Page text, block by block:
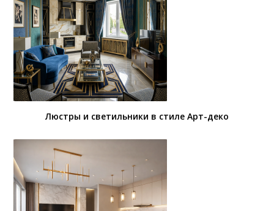
Люстры и светильники в стиле Арт-деко